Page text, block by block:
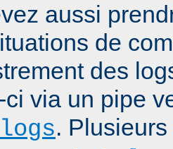
aussi
de
des
via un pipe
.